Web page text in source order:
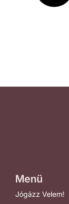
Menü
Jógázz Velem!